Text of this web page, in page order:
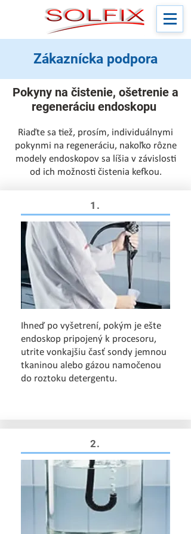
Zákaznícka podpora
Pokyny na čistenie, ošetrenie a
regeneráciu endoskopu
Riaďte sa tiež, prosím, individuálnymi
pokynmi na regeneráciu, nakoľko rôzne
modely endoskopov sa líšia v závislosti
od ich možnosti čistenia kefkou.
1.
Ihneď po vyšetrení, pokým je ešte
endoskop pripojený k procesoru,
utrite vonkajšiu časť sondy jemnou
tkaninou alebo gázou namočenou
do roztoku detergentu.
2.